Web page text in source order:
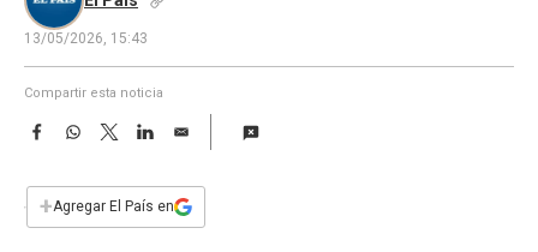
13/05/2026, 15:43
Compartir esta noticia
F
e
b
W
s
T
w
t
L
E
i
l
+Agregar El País en